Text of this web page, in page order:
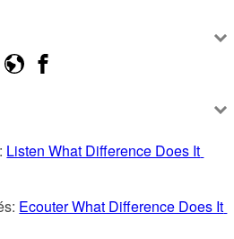
Listen What Difference Does It
Ecouter What Difference Does It